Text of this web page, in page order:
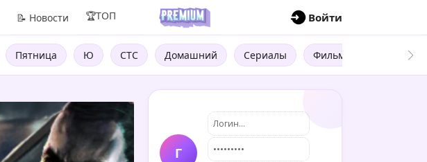
📝 Новости 🏆ТОП Войти
Пятница Ю СТС Домашний Сериалы Фильмы Трейлеры
Г